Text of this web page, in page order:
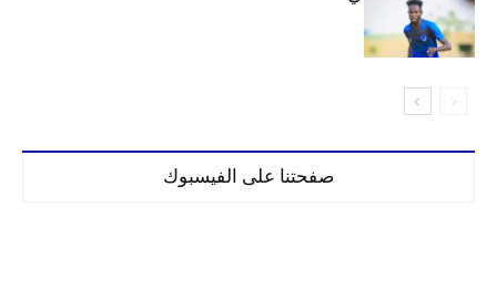
صفحتنا على الفيسبوك